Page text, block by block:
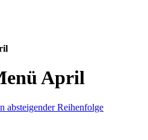
April
absteigender Reihenfolge